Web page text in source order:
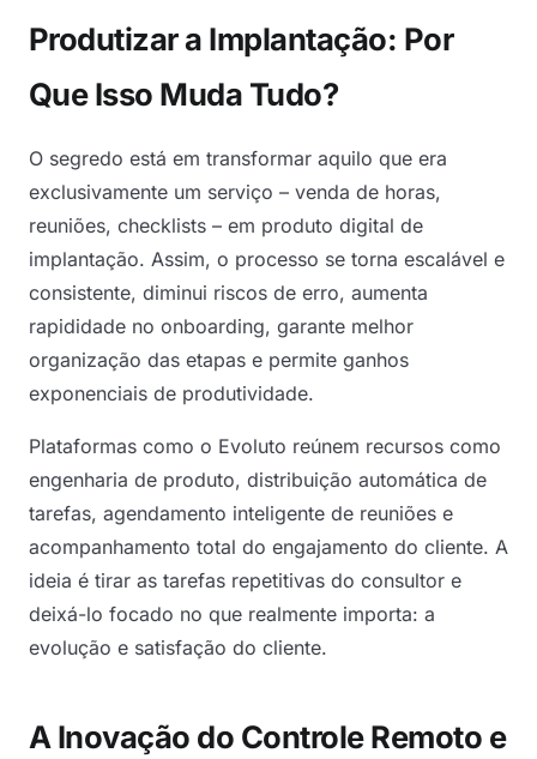
Produtizar a Implantação: Por
Que Isso Muda Tudo?
O segredo está em transformar aquilo que era
exclusivamente um serviço – venda de horas,
reuniões, checklists – em produto digital de
implantação. Assim, o processo se torna escalável e
consistente, diminui riscos de erro, aumenta
rapididade no onboarding, garante melhor
organização das etapas e permite ganhos
exponenciais de produtividade.
Plataformas como o Evoluto reúnem recursos como
engenharia de produto, distribuição automática de
tarefas, agendamento inteligente de reuniões e
acompanhamento total do engajamento do cliente. A
ideia é tirar as tarefas repetitivas do consultor e
deixá-lo focado no que realmente importa: a
evolução e satisfação do cliente.
A Inovação do Controle Remoto e